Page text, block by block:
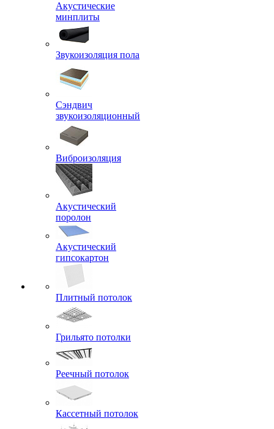
Акустические
минплиты
Звукоизоляция пола
Сэндвич
звукоизоляционный
Виброизоляция
Акустический
поролон
Акустический
гипсокартон
Плитный потолок
Грильято потолки
Реечный потолок
Кассетный потолок